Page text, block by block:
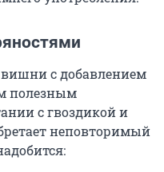
с добавлением
полезным
с гвоздикой и
неповторимый